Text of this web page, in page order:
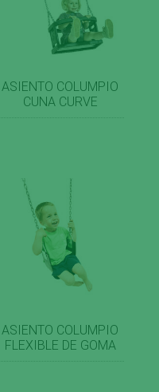
ASIENTO COLUMPIO
CUNA CURVE
ASIENTO COLUMPIO
FLEXIBLE DE GOMA